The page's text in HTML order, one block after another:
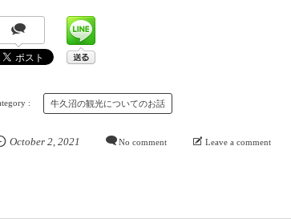
牛久沼の観光についてのお話
October 2, 2021 No comment Leave a comment